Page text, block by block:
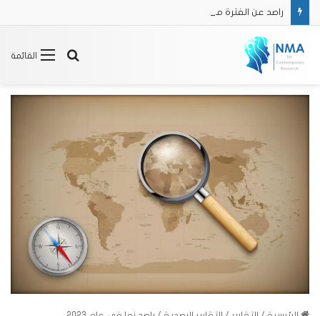
راصد عن الفترة من 16/2 حتى 31/3 2025
القائمة
بحث